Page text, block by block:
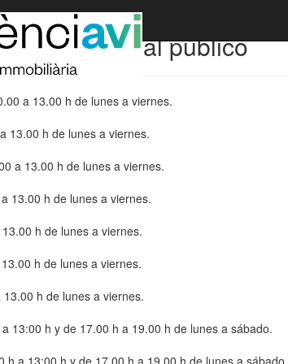
de atención al público
a 13.00 h de lunes a viernes.
13.00 h de lunes a viernes.
a 13.00 h de lunes a viernes.
13.00 h de lunes a viernes.
h de lunes a viernes.
h de lunes a viernes.
h de lunes a viernes.
13:00 h y de 17.00 h a 19.00 h de lunes a sábado.
h a 13:00 h y de 17.00 h a 19.00 h de lunes a sábado.